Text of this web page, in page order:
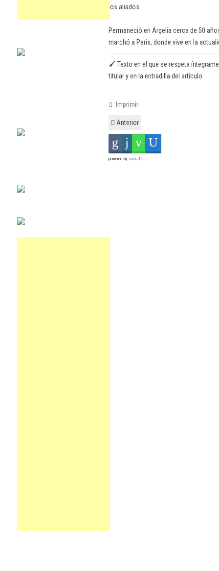
los aliados.
Permaneció en Argelia cerca de 50
marchó a Paris, donde vive en la
🖌️ Texto en el que se respeta
titular y en la entradilla del artículo
Imprimir
Anterior
powered by social2s